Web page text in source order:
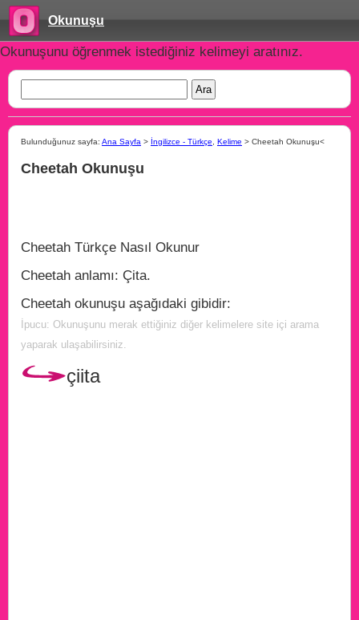
Okunuşu
Okunuşunu öğrenmek istediğiniz kelimeyi aratınız.
Bulunduğunuz sayfa: Ana Sayfa > İngilizce - Türkçe Kelime > Cheetah Okunuşu<
Cheetah Okunuşu
Cheetah Türkçe Nasıl Okunur
Cheetah anlamı: Çita.
Cheetah okunuşu aşağıdaki gibidir:
İpucu: Okunuşunu merak ettiğiniz diğer kelimelere site içi arama
yaparak ulaşabilirsiniz.
çiita